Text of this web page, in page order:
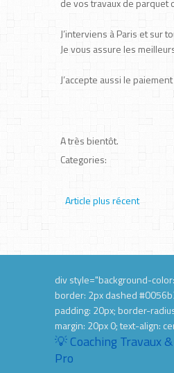
de vos travaux de parquet
J’interviens à Paris et sur
Je vous assure les
J’accepte aussi le
A très bientôt.
Categories:
Article plus récent
div style="background-
border: 2px dashed
padding: 20px; border-
margin: 20px 0; text-align:
💡 Coaching Travaux
Pro